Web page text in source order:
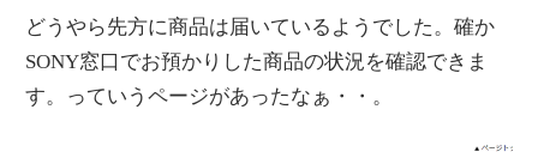
どうやら先方に商品は届いているようでした。確か
SONY窓口でお預かりした商品の状況を確認できま
す。っていうページがあったなぁ・・。